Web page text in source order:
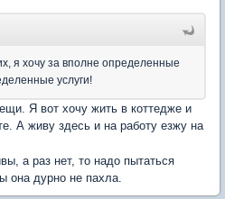
я хочу за вполне определенные
услуги!
Я вот хочу жить в коттедже и
А живу здесь и на работу езжу на
а раз нет, то надо пытаться
она дурно не пахла.